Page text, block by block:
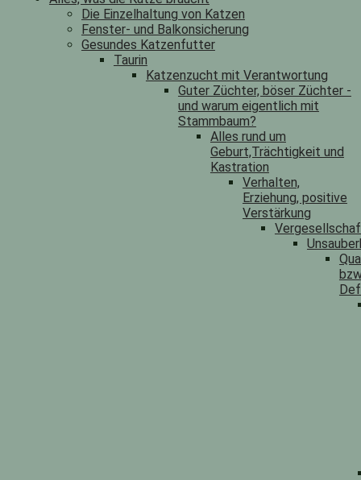
Die Einzelhaltung von Katzen
Fenster- und Balkonsicherung
Gesundes Katzenfutter
Taurin
Katzenzucht mit Verantwortung
Guter Züchter, böser Züchter -
und warum eigentlich mit
Stammbaum?
Alles rund um
Geburt,Trächtigkeit und
Kastration
Verhalten,
Erziehung, positive
Verstärkung